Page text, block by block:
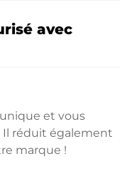
avec
et vous
Il réduit également
marque !